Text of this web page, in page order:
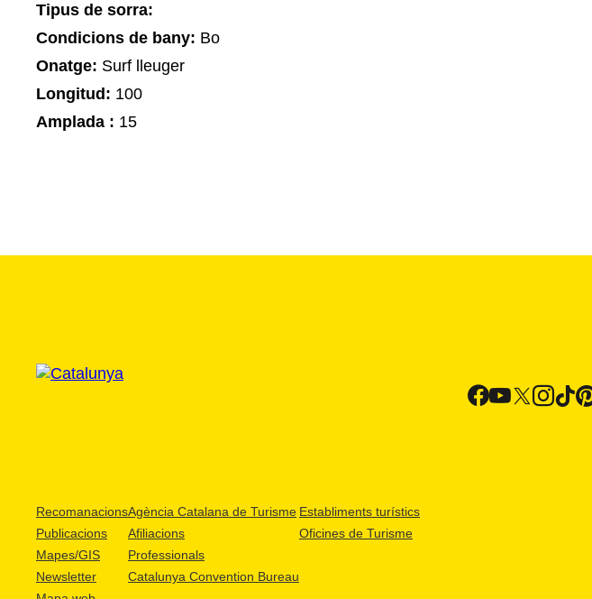
Tipus de sorra:
Condicions de bany: Bo
Onatge: Surf lleuger
Longitud: 100
Amplada : 15
Recomanacions
Publicacions
Mapes/GIS
Newsletter
Agència Catalana de Turisme
Afiliacions
Professionals
Catalunya Convention Bureau
Establiments turístics
Oficines de Turisme